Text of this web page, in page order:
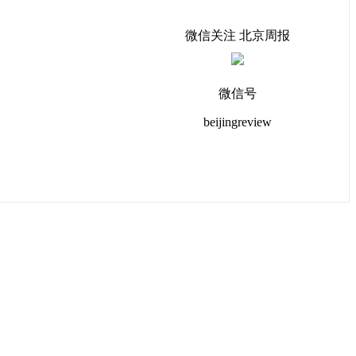
微信关注 北京周报
微信号
beijingreview